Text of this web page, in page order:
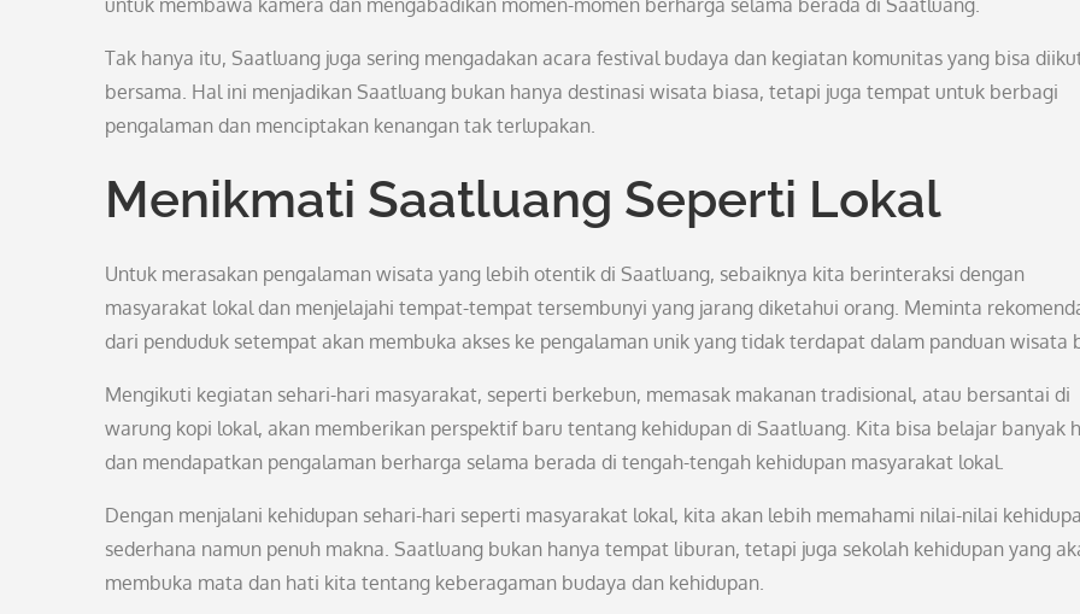
untuk membawa kamera dan mengabadikan momen-momen berharga selama berada di Saatluang.
Tak hanya itu, Saatluang juga sering mengadakan acara festival budaya dan kegiatan komunitas yang bisa
bersama. Hal ini menjadikan Saatluang bukan hanya destinasi wisata biasa, tetapi juga tempat untuk berbagi
pengalaman dan menciptakan kenangan tak terlupakan.
Menikmati Saatluang Seperti Lokal
Untuk merasakan pengalaman wisata yang lebih otentik di Saatluang, sebaiknya kita berinteraksi dengan
masyarakat lokal dan menjelajahi tempat-tempat tersembunyi yang jarang diketahui orang. Meminta
dari penduduk setempat akan membuka akses ke pengalaman unik yang tidak terdapat dalam panduan wisata
Mengikuti kegiatan sehari-hari masyarakat, seperti berkebun, memasak makanan tradisional, atau bersantai di
warung kopi lokal, akan memberikan perspektif baru tentang kehidupan di Saatluang. Kita bisa belajar banyak
dan mendapatkan pengalaman berharga selama berada di tengah-tengah kehidupan masyarakat lokal.
Dengan menjalani kehidupan sehari-hari seperti masyarakat lokal, kita akan lebih memahami nilai-nilai
sederhana namun penuh makna. Saatluang bukan hanya tempat liburan, tetapi juga sekolah kehidupan yang
membuka mata dan hati kita tentang keberagaman budaya dan kehidupan.